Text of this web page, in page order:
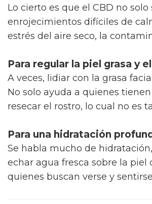
Lo cierto es que el CBD no
enrojecimientos difíciles de
estrés del aire seco, la
Para regular la piel grasa y
A veces, lidiar con la grasa
No solo ayuda a quienes
resecar el rostro, lo cual no es
Para una hidratación
Se habla mucho de
echar agua fresca sobre la piel
quienes buscan verse y